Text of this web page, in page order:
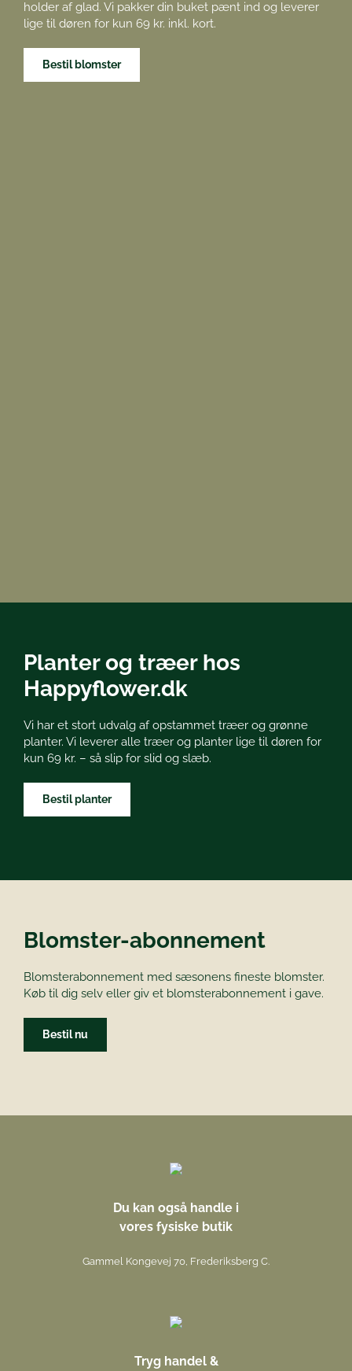
holder af glad. Vi pakker din buket pænt ind og leverer
lige til døren for kun 69 kr. inkl. kort.
Bestil blomster
Planter og træer hos
Happyflower.dk
Vi har et stort udvalg af opstammet træer og grønne
planter. Vi leverer alle træer og planter lige til døren for
kun 69 kr. – så slip for slid og slæb.
Bestil planter
Blomster-abonnement
Blomsterabonnement med sæsonens fineste blomster.
Køb til dig selv eller giv et blomsterabonnement i gave.
Bestil nu
Du kan også handle i
vores fysiske butik
Gammel Kongevej 70, Frederiksberg C.
Tryg handel &